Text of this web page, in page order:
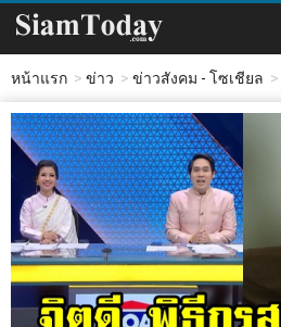
หน้าแรก ข่าว ข่าวสังคม - โซเชียล